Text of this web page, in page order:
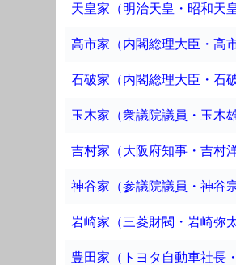
天皇家（明治天皇・昭和天
高市家（内閣総理大臣・高
石破家（内閣総理大臣・石
玉木家（衆議院議員・玉木
吉村家（大阪府知事・吉村
神谷家（参議院議員・神谷
岩崎家（三菱財閥・岩崎弥
豊田家（トヨタ自動車社長